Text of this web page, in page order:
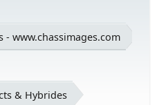
- www.chassimages.com
& Hybrides